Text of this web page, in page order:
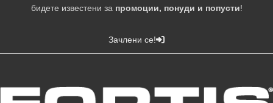
бидете известени за промоции, понуди и попусти!
Зачлени се!